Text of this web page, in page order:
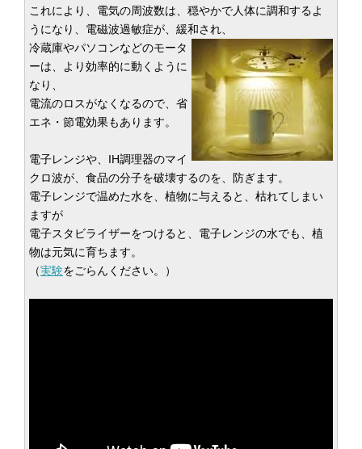
これにより、電気の周波数は、穏やかで人体に調和するよ
うになり、電磁波過敏症が、緩和され、
冷蔵庫やパソコンなどのモータ
ーは、より効率的に動くように
なり、
電流のロスがなくなるので、省
エネ・節電効果もあります。
電子レンジや、IH調理器のマイ
クロ波が、食品の分子を破壊するのを、防ぎます。
電子レンジで温めた水を、植物に与えると、枯れてしまい
ますが
電子スタビライザーをつけると、電子レンジの水でも、植
物は元気に育ちます。
（実験をごらんください。）